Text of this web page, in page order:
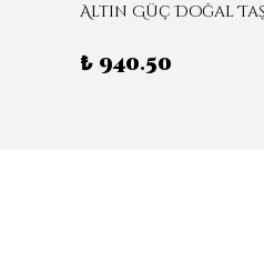
Altın Güç Doğal
₺ 940.50